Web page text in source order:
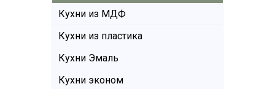
Кухни из МДФ
Кухни из пластика
Кухни Эмаль
Кухни эконом